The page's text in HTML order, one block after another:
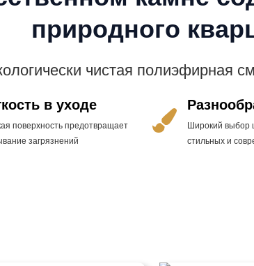
природного
чистая полиэфирная
в уходе
поверхность предотвращает
загрязнений
Широкий выбор
стильных и